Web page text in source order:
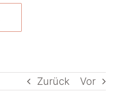
Zurück Vor